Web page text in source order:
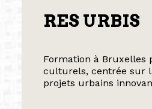
RES URBIS
Formation à Bruxelles
culturels, centrée sur
projets urbains